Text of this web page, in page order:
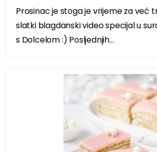
Prosinac je stoga je vrijeme za već
slatki blagdanski video specijal u
s Dolcelom :) Posljednjih...